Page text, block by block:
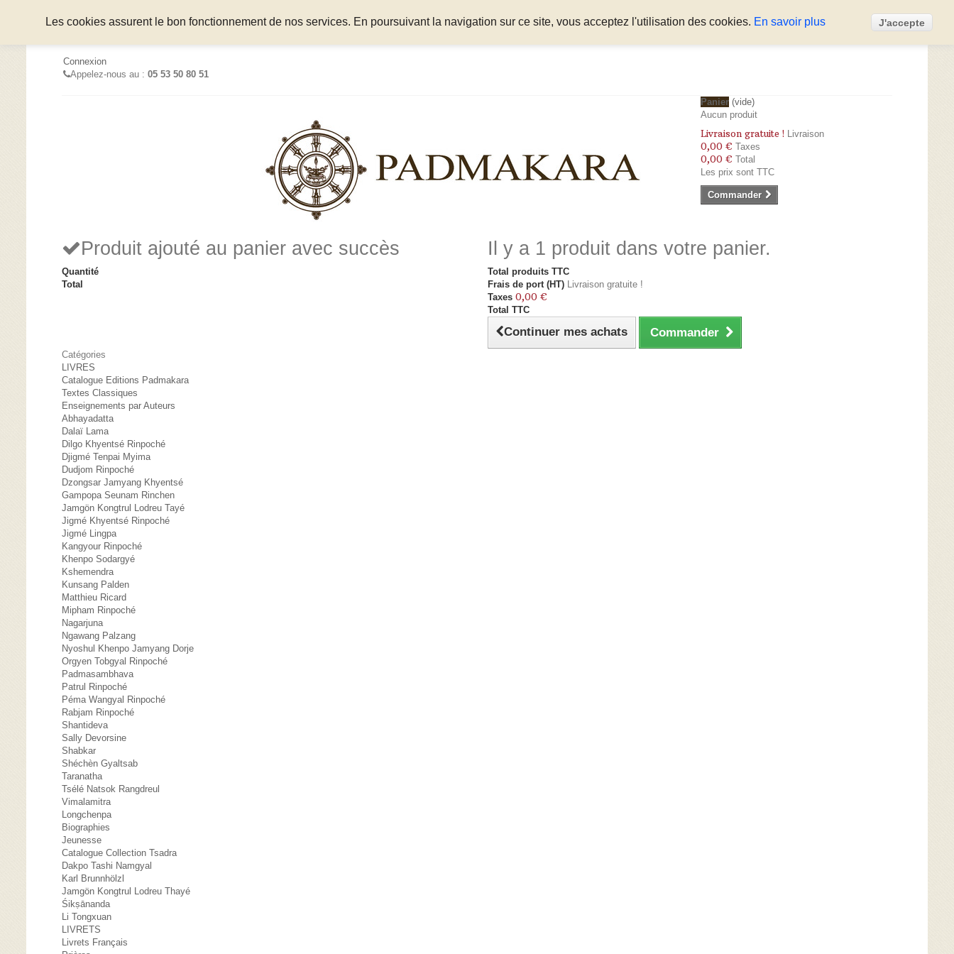
Connexion
Appelez-nous au : 05 53 50 80 51
Panier (vide)
Aucun produit
Livraison gratuite ! Livraison
0,00 € Taxes
0,00 € Total
Les prix sont TTC
Commander
Produit ajouté au panier avec succès
Quantité
Total
Il y a 1 produit dans votre panier.
Total produits TTC
Frais de port (HT) Livraison gratuite !
Taxes 0,00 €
Total TTC
Continuer mes achats Commander
Catégories
LIVRES
Catalogue Editions Padmakara
Textes Classiques
Enseignements par Auteurs
Abhayadatta
Dalaï Lama
Dilgo Khyentsé Rinpoché
Djigmé Tenpai Myima
Dudjom Rinpoché
Dzongsar Jamyang Khyentsé
Gampopa Seunam Rinchen
Jamgön Kongtrul Lodreu Tayé
Jigmé Khyentsé Rinpoché
Jigmé Lingpa
Kangyour Rinpoché
Khenpo Sodargyé
Kshemendra
Kunsang Palden
Matthieu Ricard
Mipham Rinpoché
Nagarjuna
Ngawang Palzang
Nyoshul Khenpo Jamyang Dorje
Orgyen Tobgyal Rinpoché
Padmasambhava
Patrul Rinpoché
Péma Wangyal Rinpoché
Rabjam Rinpoché
Shantideva
Sally Devorsine
Shabkar
Shéchèn Gyaltsab
Taranatha
Tsélé Natsok Rangdreul
Vimalamitra
Longchenpa
Biographies
Jeunesse
Catalogue Collection Tsadra
Dakpo Tashi Namgyal
Karl Brunnhölzl
Jamgön Kongtrul Lodreu Thayé
Śikṣānanda
Li Tongxuan
LIVRETS
Livrets Français
Les cookies assurent le bon fonctionnement de nos services. En poursuivant la navigation sur ce site, vous acceptez l'utilisation des cookies. En savoir plus J'accepte